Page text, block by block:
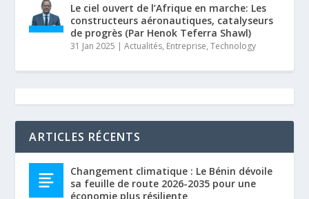
Le ciel ouvert de l’Afrique en marche: Les
constructeurs aéronautiques, catalyseurs
de progrès (Par Henok Teferra Shawl)
31 Jan 2025 |Actualités, Entreprise,Technology
ARTICLES RÉCENTS
Changement climatique : Le Bénin dévoile
sa feuille de route 2026-2035 pour une
économie plus résiliente